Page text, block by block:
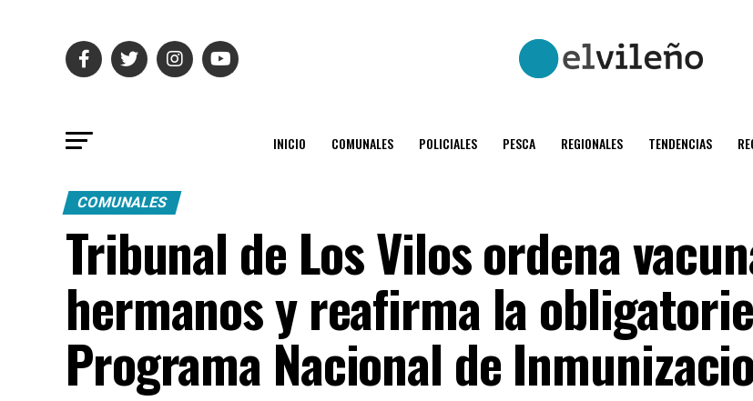
INICIO COMUNALES POLICIALES PESCA REGIONALES TENDENCIAS
COMUNALES
Tribunal de Los Vilos ordena
hermanos y reafirma la
Programa Nacional de